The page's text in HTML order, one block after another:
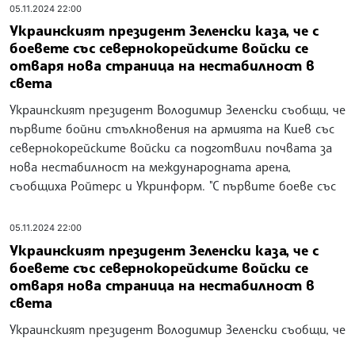
05.11.2024 22:00
Украинският президент Зеленски каза, че с
боевете със севернокорейските войски се
отваря нова страница на нестабилност в
света
Украинският президент Володимир Зеленски съобщи, че
първите бойни стълкновения на армията на Киев със
севернокорейските войски са подготвили почвата за
нова нестабилност на международната арена,
съобщиха Ройтерс и Укринформ. "С първите боеве със
05.11.2024 22:00
Украинският президент Зеленски каза, че с
боевете със севернокорейските войски се
отваря нова страница на нестабилност в
света
Украинският президент Володимир Зеленски съобщи, че